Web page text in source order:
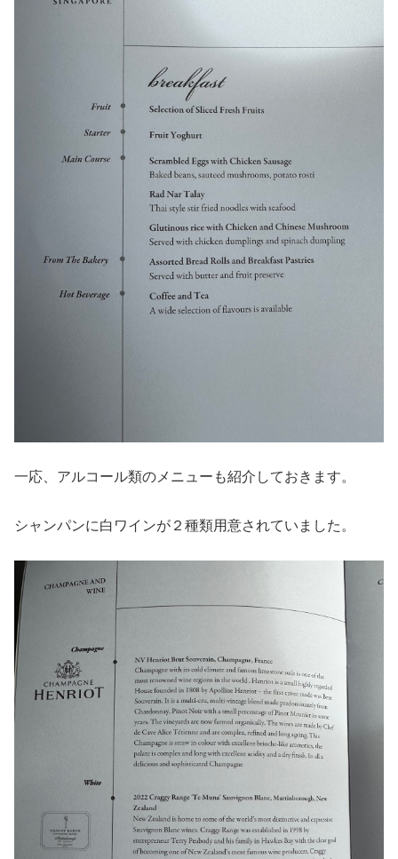
一応、アルコール類のメニューも紹介しておきます。
シャンパンに白ワインが２種類用意されていました。